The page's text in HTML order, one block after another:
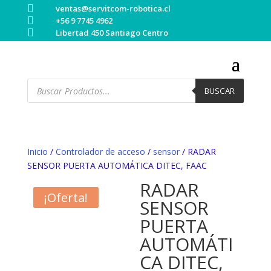
 ventas@servitcom-robotica.cl
 +56 9 7745 4962
 Libertad 450 Santiago Centro
Búsqueda
productos
BUSCAR
Inicio / Controlador de acceso / sensor/ RADAR
SENSOR PUERTA AUTOMÁTICA DITEC, FAAC
¡Oferta! RADAR
SENSOR
PUERTA
AUTOMÁTI
CA DITEC,